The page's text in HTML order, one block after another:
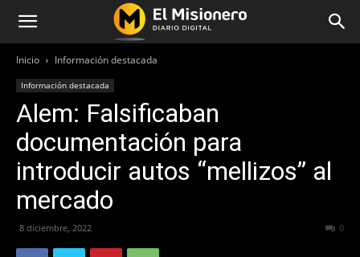
Inicio Información destacada
Información destacada
Alem: Falsificaban
documentación para
introducir autos “mellizos” al
mercado
8 diciembre, 2022 0